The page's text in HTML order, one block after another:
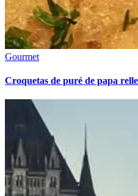
Gourmet
Croquetas de puré de papa